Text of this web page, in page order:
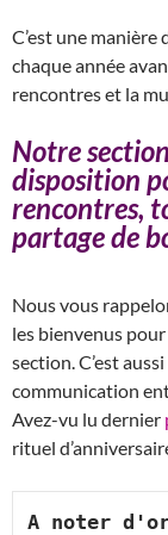
C’est une
chaque année
rencontres et la
Notre
disposition
rencontres,
partage de
Nous vous
les bienvenus
section. C’est
communication
Avez-vu lu dernier
rituel
A noter